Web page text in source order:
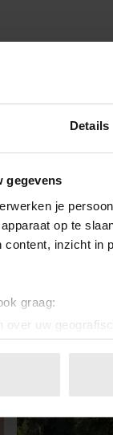
Details
gegevens
je
op te
content, inzicht
graag:
over uw
door het actief
of
en
Kijk jij elke